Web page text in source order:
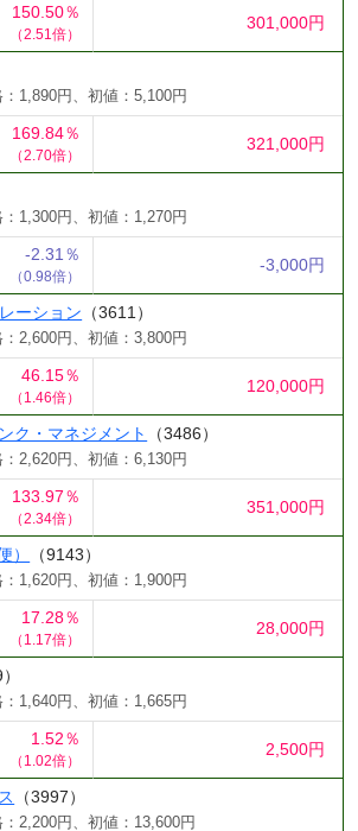
150.50％
（2.51倍）
301,000円
1,890円、初値：5,100円
169.84％
（2.70倍）
321,000円
1,300円、初値：1,270円
-2.31％
（0.98倍）
-3,000円
ーション （3611）
2,600円、初値：3,800円
46.15％
（1.46倍）
120,000円
ク・マネジメント （3486）
2,620円、初値：6,130円
133.97％
（2.34倍）
351,000円
） （9143）
1,620円、初値：1,900円
17.28％
（1.17倍）
28,000円
1,640円、初値：1,665円
1.52％
（1.02倍）
2,500円
（3997）
2,200円、初値：13,600円